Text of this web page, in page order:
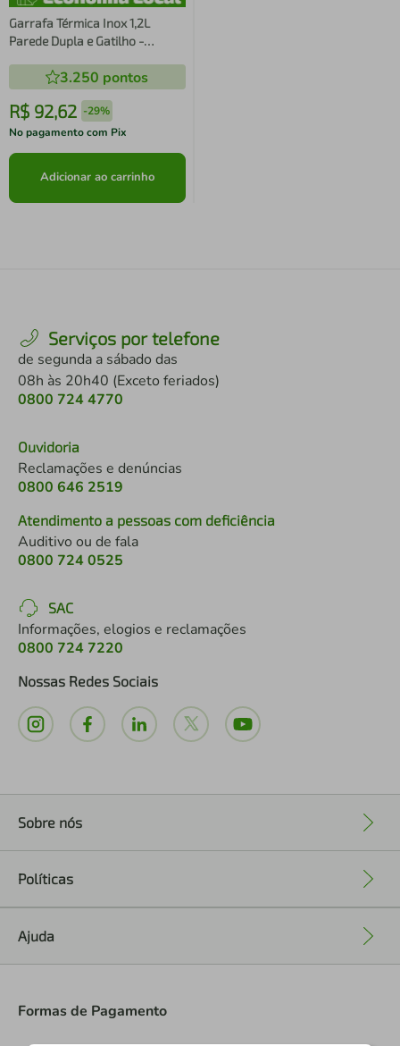
Garrafa Térmica Inox 1,2L
Parede Dupla e Gatilho -
3.250 pontos
R$ 92,62 -29%
No pagamento com Pix
Adicionar ao carrinho
Serviços por telefone
de segunda a sábado das
08h às 20h40 (Exceto feriados)
0800 724 4770
Ouvidoria
Reclamações e denúncias
0800 646 2519
Atendimento a pessoas com deficiência
Auditivo ou de fala
0800 724 0525
SAC
Informações, elogios e reclamações
0800 724 7220
Nossas Redes Sociais
Sobre nós
Políticas
Ajuda
Formas de Pagamento